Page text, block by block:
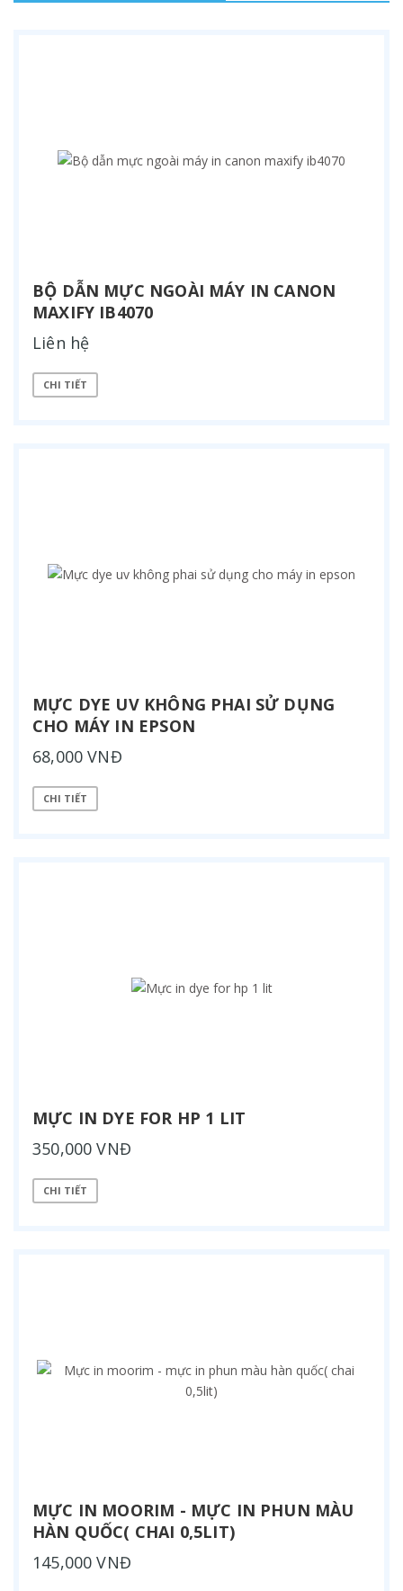
BỘ DẪN MỰC NGOÀI MÁY IN CANON
MAXIFY IB4070
Liên hệ
CHI TIẾT
MỰC DYE UV KHÔNG PHAI SỬ DỤNG
CHO MÁY IN EPSON
68,000 VNĐ
CHI TIẾT
MỰC IN DYE FOR HP 1 LIT
350,000 VNĐ
CHI TIẾT
MỰC IN MOORIM - MỰC IN PHUN MÀU
HÀN QUỐC( CHAI 0,5LIT)
145,000 VNĐ